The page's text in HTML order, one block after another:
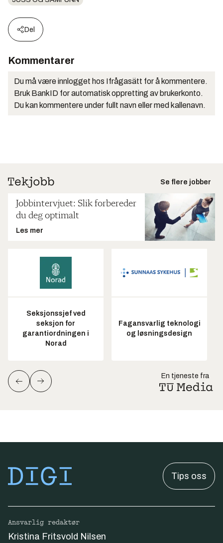
Del
Kommentarer
Du må være innlogget hos Ifrågasätt for å kommentere.
Bruk BankID for automatisk oppretting av brukerkonto.
Du kan kommentere under fullt navn eller med kallenavn.
Se flere jobber
Jobbintervjuet: Slik forbereder
du deg optimalt
Les mer
Seksjonssjef ved
seksjon for
garantiordningen i
Norad
Fagansvarlig teknologi
og løsningsdesign
En tjeneste fra
Tips oss
Ansvarlig redaktør
Kristina Fritsvold Nilsen